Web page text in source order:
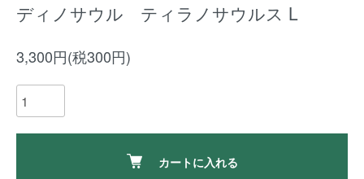
ディノサウル ティラノサウルス L
3,300円(税300円)
カートに入れる